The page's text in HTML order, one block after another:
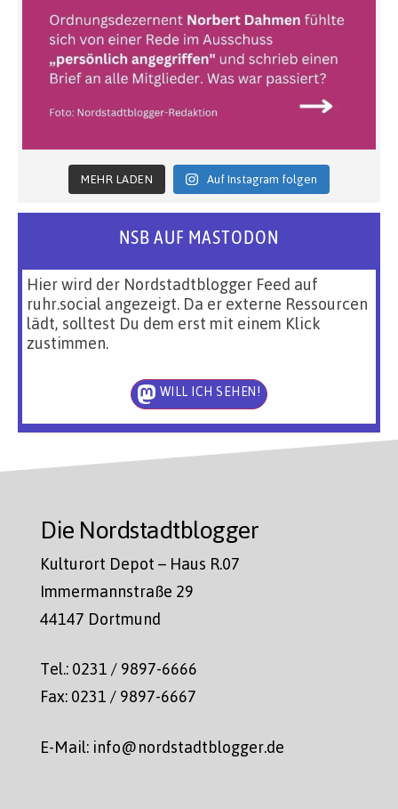
MEHR LADEN Auf Instagram folgen
NSB AUF MASTODON
Hier wird der Nordstadtblogger Feed auf
ruhr.social angezeigt. Da er externe Ressourcen
lädt, solltest Du dem erst mit einem Klick
zustimmen.
WILL ICH SEHEN!
Die Nordstadtblogger
Kulturort Depot – Haus R.07
Immermannstraße 29
44147 Dortmund
Tel.: 0231 / 9897-6666
Fax: 0231 / 9897-6667
E-Mail: info@nordstadtblogger.de